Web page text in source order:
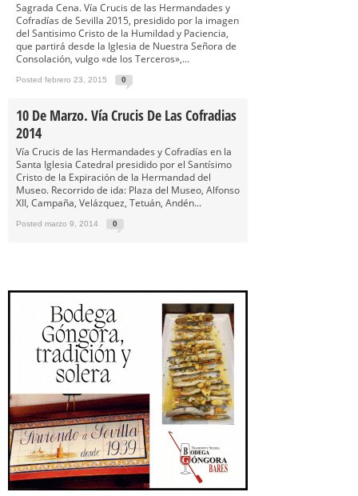
Sagrada Cena. Vía Crucis de las Hermandades y
Cofradías de Sevilla 2015, presidido por la imagen
del Santisimo Cristo de la Humildad y Paciencia,
que partirá desde la Iglesia de Nuestra Señora de
Consolación, vulgo «de los Terceros»,...
Posted febrero 23, 2015 0
10 De Marzo. Vía Crucis De Las Cofradias
2014
Vía Crucis de las Hermandades y Cofradías en la
Santa Iglesia Catedral presidido por el Santísimo
Cristo de la Expiración de la Hermandad del
Museo. Recorrido de ida: Plaza del Museo, Alfonso
XII, Campaña, Velázquez, Tetuán, Andén...
Posted marzo 9, 2014 0